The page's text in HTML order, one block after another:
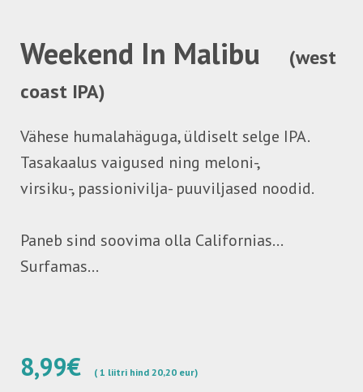
Weekend In Malibu
(west
coast IPA)
Vähese humalahäguga, üldiselt selge IPA.
Tasakaalus vaigused ning meloni-,
virsiku-, passionivilja- puuviljased noodid.
Paneb sind soovima olla Californias...
Surfamas...
8,99€ ( 1 liitri hind 20,20 eur)